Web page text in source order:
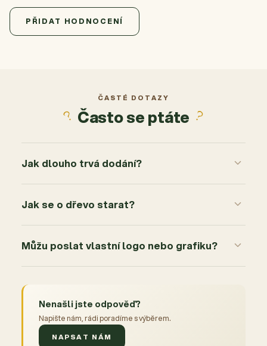
5,0Průměrné hodnocení produktu je 5,0 z 5 hvězdiček.
7 hodnocení
PŘIDAT HODNOCENÍ
ČASTÉ DOTAZY
Často se ptáte
Jak dlouho trvá dodání?
Jak se o dřevo starat?
Můžu poslat vlastní logo nebo grafiku?
Nenašli jste odpověď?
Napište nám, rádi poradíme s výběrem.
NAPSAT NÁM